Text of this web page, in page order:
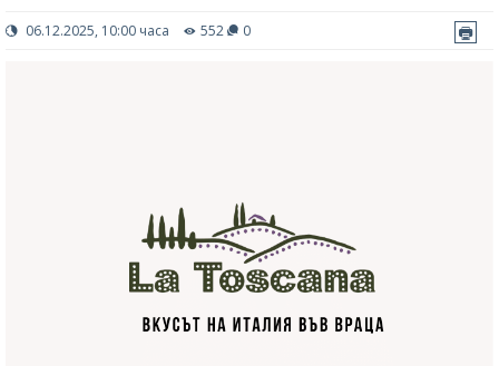
06.12.2025, 10:00 часа 552 0